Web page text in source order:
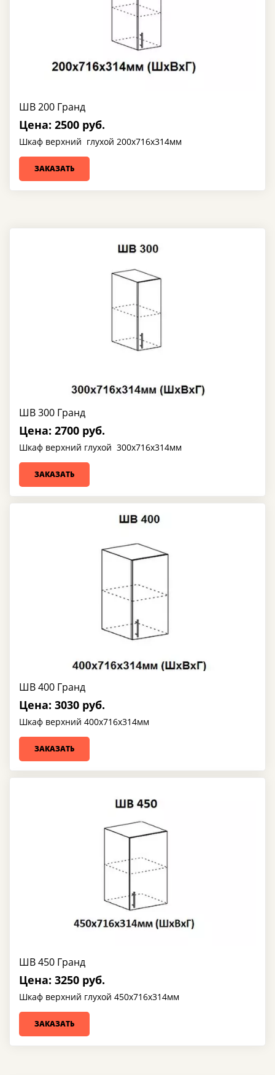
ШВ 200 Гранд
Цена: 2500 руб.
Шкаф верхний глухой 200х716х314мм
ЗАКАЗАТЬ
ШВ 300 Гранд
Цена: 2700 руб.
Шкаф верхний глухой 300х716х314мм
ЗАКАЗАТЬ
ШВ 400 Гранд
Цена: 3030 руб.
Шкаф верхний 400х716х314мм
ЗАКАЗАТЬ
ШВ 450 Гранд
Цена: 3250 руб.
Шкаф верхний глухой 450х716х314мм
ЗАКАЗАТЬ